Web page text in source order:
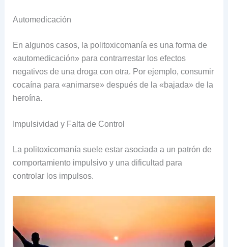
Automedicación
En algunos casos, la politoxicomanía es una forma de
«automedicación» para contrarrestar los efectos
negativos de una droga con otra. Por ejemplo, consumir
cocaína para «animarse» después de la «bajada» de la
heroína.
Impulsividad y Falta de Control
La politoxicomanía suele estar asociada a un patrón de
comportamiento impulsivo y una dificultad para
controlar los impulsos.